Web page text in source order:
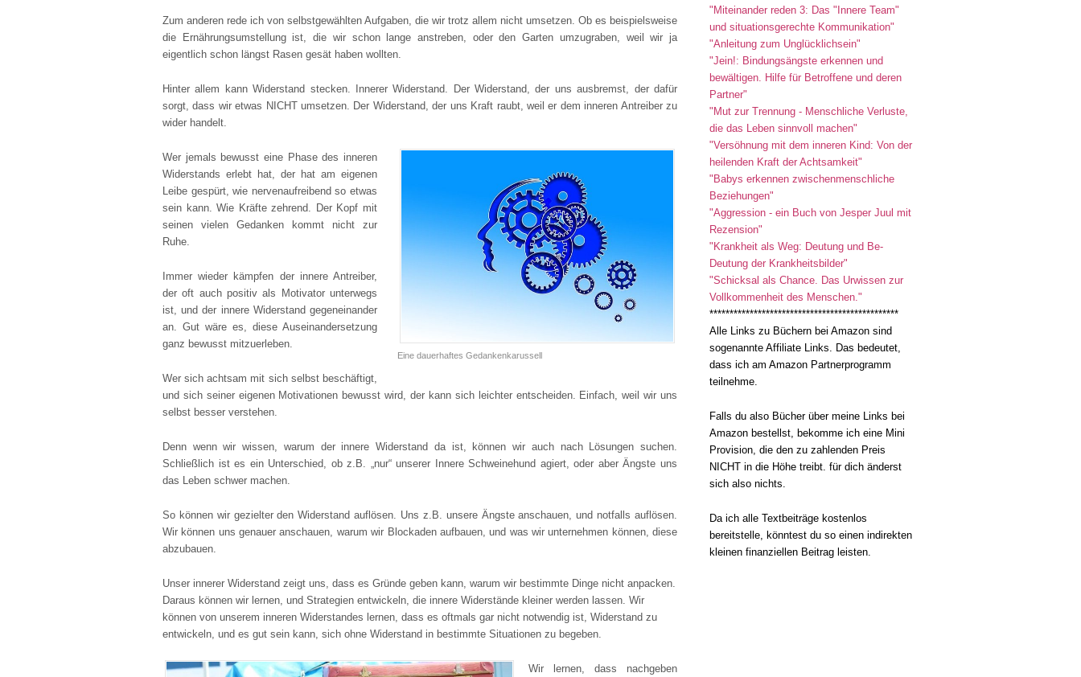
Zum anderen rede ich von selbstgewählten Aufgaben, die wir trotz allem nicht umsetzen. Ob es beispielsweise
die Ernährungsumstellung ist, die wir schon lange anstreben, oder den Garten umzugraben, weil wir ja
eigentlich schon längst Rasen gesät haben wollten.
Hinter allem kann Widerstand stecken. Innerer Widerstand. Der Widerstand, der uns ausbremst, der dafür
sorgt, dass wir etwas NICHT umsetzen. Der Widerstand, der uns Kraft raubt, weil er dem inneren Antreiber zu
wider handelt.
Eine dauerhaftes Gedankenkarussell
Wer jemals bewusst eine Phase des inneren
Widerstands erlebt hat, der hat am eigenen
Leibe gespürt, wie nervenaufreibend so etwas
sein kann. Wie Kräfte zehrend. Der Kopf mit
seinen vielen Gedanken kommt nicht zur
Ruhe.
Immer wieder kämpfen der innere Antreiber,
der oft auch positiv als Motivator unterwegs
ist, und der innere Widerstand gegeneinander
an. Gut wäre es, diese Auseinandersetzung
ganz bewusst mitzuerleben.
Wer sich achtsam mit sich selbst beschäftigt,
und sich seiner eigenen Motivationen bewusst wird, der kann sich leichter entscheiden. Einfach, weil wir uns
selbst besser verstehen.
Denn wenn wir wissen, warum der innere Widerstand da ist, können wir auch nach Lösungen suchen.
Schließlich ist es ein Unterschied, ob z.B. „nur“ unserer Innere Schweinehund agiert, oder aber Ängste uns
das Leben schwer machen.
So können wir gezielter den Widerstand auflösen. Uns z.B. unsere Ängste anschauen, und notfalls auflösen.
Wir können uns genauer anschauen, warum wir Blockaden aufbauen, und was wir unternehmen können, diese
abzubauen.
Unser innerer Widerstand zeigt uns, dass es Gründe geben kann, warum wir bestimmte Dinge nicht anpacken.
Daraus können wir lernen, und Strategien entwickeln, die innere Widerstände kleiner werden lassen. Wir
können von unserem inneren Widerstandes lernen, dass es oftmals gar nicht notwendig ist, Widerstand zu
entwickeln, und es gut sein kann, sich ohne Widerstand in bestimmte Situationen zu begeben.
Wir lernen, dass nachgeben
"Miteinander reden 3: Das "Innere Team"
und situationsgerechte Kommunikation"
"Anleitung zum Unglücklichsein"
"Jein!: Bindungsängste erkennen und
bewältigen. Hilfe für Betroffene und deren
Partner"
"Mut zur Trennung - Menschliche Verluste,
die das Leben sinnvoll machen"
"Versöhnung mit dem inneren Kind: Von der
heilenden Kraft der Achtsamkeit"
"Babys erkennen zwischenmenschliche
Beziehungen"
"Aggression - ein Buch von Jesper Juul mit
Rezension"
"Krankheit als Weg: Deutung und Be-
Deutung der Krankheitsbilder"
"Schicksal als Chance. Das Urwissen zur
Vollkommenheit des Menschen."
***********************************************
Alle Links zu Büchern bei Amazon sind
sogenannte Affiliate Links. Das bedeutet,
dass ich am Amazon Partnerprogramm
teilnehme.
Falls du also Bücher über meine Links bei
Amazon bestellst, bekomme ich eine Mini
Provision, die den zu zahlenden Preis
NICHT in die Höhe treibt. für dich änderst
sich also nichts.
Da ich alle Textbeiträge kostenlos
bereitstelle, könntest du so einen indirekten
kleinen finanziellen Beitrag leisten.